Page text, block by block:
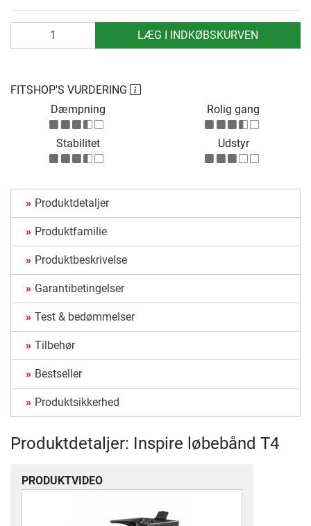
LÆG I INDKØBSKURVEN
FITSHOP'S VURDERING
Dæmpning
Rolig gang
Stabilitet Udstyr
Produktdetaljer
Produktfamilie
Produktbeskrivelse
Garantibetingelser
Test & bedømmelser
Tilbehør
Bestseller
Produktsikkerhed
Produktdetaljer: Inspire løbebånd T4
PRODUKTVIDEO